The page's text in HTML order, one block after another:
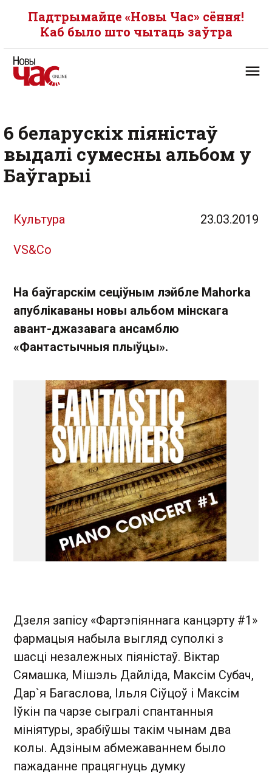
Падтрымайце «Новы Час» сёння!
Каб было што чытаць заўтра
6 беларускіх піяністаў
выдалі сумесны альбом у
Баўгарыі
Культура 23.03.2019
VS&Co
На баўгарскім сеціўным лэйбле Mahorka
апублікаваны новы альбом мінскага
авант-джазавага ансамблю
«Фантастычныя плыўцы».
Дзеля запісу «Фартэпіяннага канцэрту #1»
фармацыя набыла выгляд суполкі з
шасці незалежных піяністаў. Віктар
Сямашка, Мішэль Дайліда, Максім Субач,
Дар`я Багаслова, Ільля Сіўцоў і Максім
Іўкін па чарзе сыгралі спантанныя
мініятуры, зрабіўшы такім чынам два
колы. Адзіным абмежаваннем было
пажаданне працягнуць думку